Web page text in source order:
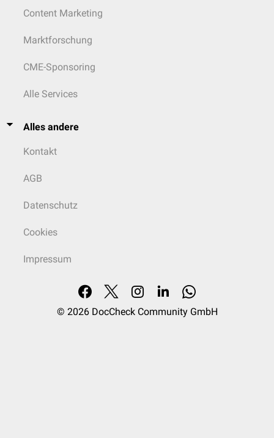
Content Marketing
Marktforschung
CME-Sponsoring
Alle Services
Alles andere
Kontakt
AGB
Datenschutz
Cookies
Impressum
© 2026 DocCheck Community GmbH